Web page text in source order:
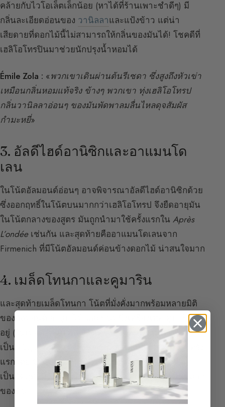
คล้ายกับไวโอเล็ตเล็กน้อย (หาได้ที่ร้านเพาะชำดีๆ) มี
กลิ่นละเอียดอ่อนของ วานิลลาและแป้งข้าว แต่น่า
เสียดายที่ดอกไม้นี้ไม่สามารถให้กลิ่นของมันได้! โชคดีที่
เฮลิโอโทรปินมาช่วยนักปรุงน้ำหอมได้
Émile Zola : «พวกเขาเดินผ่านต้นรีเซดา ซึ่งสูงถึงหัวเข่า
เหมือนกลิ่นหอมแท้จริง ข้างๆ พวกเขา ทุ่งเฮลิโอโทรป
กลิ่นวานิลลาอ่อนๆ ของมันพัดพาลมลื่นไหลดุจสัมผัส
กำมะหยี่»
3. อัลดีไฮด์อานิซิกและอาแมนโด
เลน
ในโน้ตอัลมอนด์อ่อนๆ อาจพิจารณาอัลดีไฮด์อานิซิกด้วย
ซึ่งออกฤทธิ์ในโน้ตบนมากกว่าเฮลิโอโทรป จึงยืดอายุมัน
ในโน้ตกลางของสูตร มันถูกนำมาใช้ครั้งแรกใน Après
L’ondéeเช่นกัน และสุดท้ายคืออาแมนโดเลนจาก
Firmenich ที่มีโน้ตอัลมอนด์ค่อนข้างดอกไม้ น่าสนใจมาก
4. เมล็ดโทนกาและคูมาริน
และสุดท้ายเมล็ดโทนกา โน้ตที่มั่งคั่งมากพร้อมหลายมิติ
ของอัลมอนด์ ยาสูบ ไม้ และขนมปังเครื่องเทศ คูมารินที่มี
อยู่ (ในเมล็ดโทนกาและสังเคราะห์) ค้นพบในปี ค.ศ. 1868
เป็น «วิญญาณ» แท้จริงของเมล็ดโทนกา ถูกนำมาใช้ครั้ง
แรกโดย Guerlain ใน
Jickyในปี ค.ศ. 1889 เมล็ดโทนกา
เป็นวัตถุดิบที่ฉันได้เขียนถึงในบทความฉบับเต็ม
ของฉัน